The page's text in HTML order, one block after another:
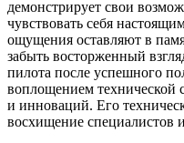
демонстрирует свои
чувствовать себя
ощущения оставляют в
забыть восторженный
пилота после успешного
воплощением технической
и инноваций. Его
восхищение специалистов